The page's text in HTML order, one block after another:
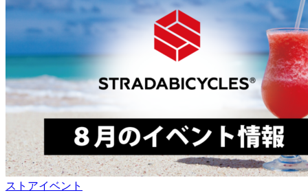
ストアイベント